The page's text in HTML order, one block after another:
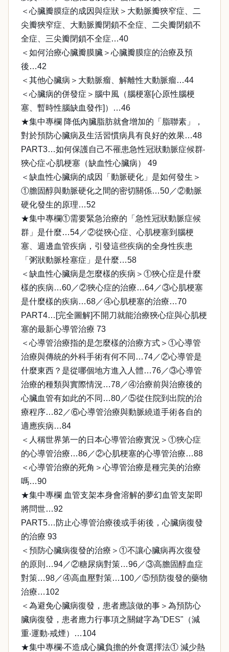
＜心臟瓣膜症的成因與症狀＞大動脈瓣狹窄症、二
尖瓣狹窄症、大動脈瓣閉鎖不全症、二尖瓣閉鎖不
全症、三尖瓣閉鎖不全症…40
＜如何治療心臟瓣膜臟＞心臟瓣膜症的治療及預
後…42
＜其他心臟病＞大動脈瘤、解離性大動脈瘤…44
＜心臟病的併發症＞腦中風（腦梗塞[心原性腦梗
塞、暫時性腦缺血發作]）…46
★集中專欄 降低內臟脂肪就會增加的「脂聯素」，
對於預防心臟病及生活習慣病具有良好的效果…48
PART3…如何保護自己不罹患急性冠狀動脈症候群‧
狹心症‧心肌梗塞（缺血性心臟病） 49
＜缺血性心臟病的成因「動脈硬化」是如何發生＞
①膽固醇與動脈硬化之間的密切關係…50／②動脈
硬化發生的原理…52
★集中專欄①需要緊急治療的「急性冠狀動脈症候
群」是什麼…54／②從狹心症、心肌梗塞到腦梗
塞、週邊血管疾病，引發這些疾病的全身性疾患
「粥狀動脈栓塞症」是什麼…58
＜缺血性心臟病是怎麼樣的疾病＞①狹心症是什麼
樣的疾病…60／②狹心症的治療…64／③心肌梗塞
是什麼樣的疾病…68／④心肌梗塞的治療…70
PART4…[完全圖解]不開刀就能治療狹心症與心肌梗
塞的最新心導管治療 73
＜心導管治療指的是怎麼樣的治療方式＞①心導管
治療與傳統的外科手術有何不同…74／②心導管是
什麼東西？是從哪個地方進入人體…76／③心導管
治療的種類與實際情況…78／④治療前與治療後的
心臟血管有如此的不同…80／⑤從住院到出院的治
療程序…82／⑥心導管治療與動脈繞道手術各自的
適應疾病…84
＜人稱世界第一的日本心導管治療實況＞①狹心症
的心導管治療…86／②心肌梗塞的心導管治療…88
＜心導管治療的死角＞心導管治療是種完美的治療
嗎…90
★集中專欄 血管支架本身會溶解的夢幻血管支架即
將問世…92
PART5…防止心導管治療後或手術後，心臟病復發
的治療 93
＜預防心臟病復發的治療＞①不讓心臟病再次復發
的原則…94／②糖尿病對策…96／③高膽固醇血症
對策…98／④高血壓對策…100／⑤預防復發的藥物
治療…102
＜為避免心臟病復發，患者應該做的事＞為預防心
臟病復發，患者應力行事項之關鍵字為"DES"（減
重‧運動‧戒煙）…104
★集中專欄‧不造成心臟負擔的外食選擇法① 減少熱